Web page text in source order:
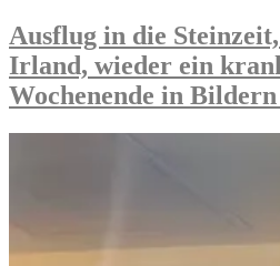
Essen
und
Shopping
–
unser
9.
Kind
weniger,
gutes
und
Bildern
Ausflug in die
Irland, wieder ein
Wochenende in